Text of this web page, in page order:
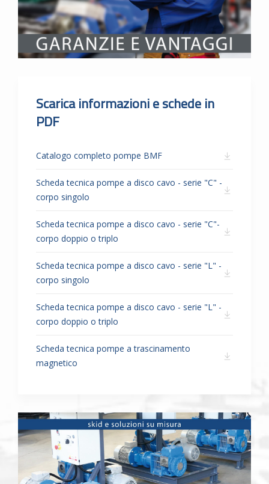
Scarica informazioni e schede in
PDF
Catalogo completo pompe BMF
Scheda tecnica pompe a disco cavo - serie "C" -
corpo singolo
Scheda tecnica pompe a disco cavo - serie "C"-
corpo doppio o triplo
Scheda tecnica pompe a disco cavo - serie "L" -
corpo singolo
Scheda tecnica pompe a disco cavo - serie "L" -
corpo doppio o triplo
Scheda tecnica pompe a trascinamento
magnetico